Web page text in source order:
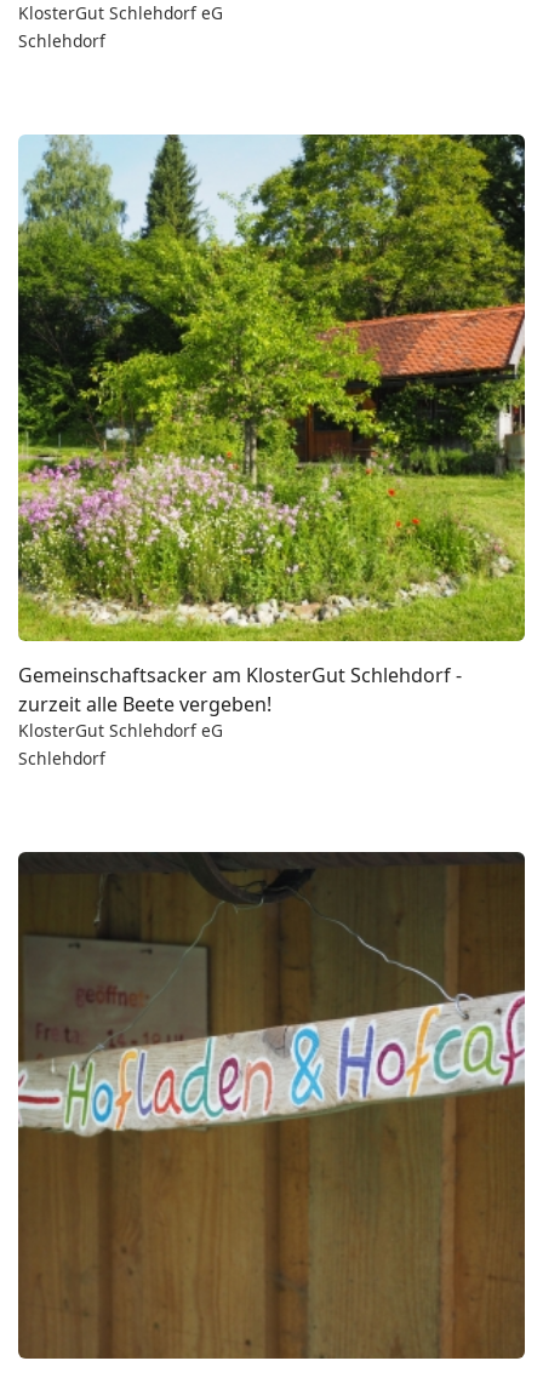
KlosterGut Schlehdorf eG
Schlehdorf
Gemeinschaftsacker am KlosterGut Schlehdorf -
zurzeit alle Beete vergeben!
KlosterGut Schlehdorf eG
Schlehdorf